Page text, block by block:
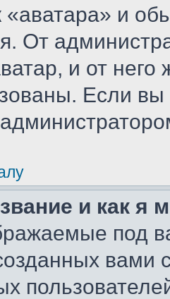
«аватара» и
От
и от него
Если
и как я
под